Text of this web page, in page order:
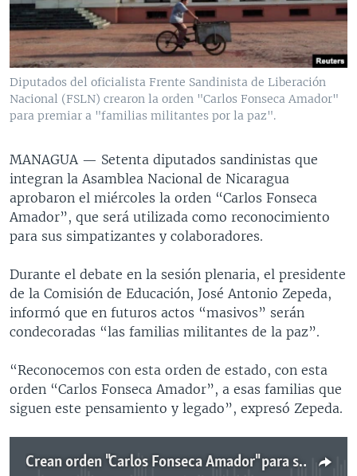
VENEZUELA
BRASIL
NICARAGUA
ECONOMÍA
ENTRETENIMIENTO Y CULTURA
TECNOLOGÍA
DEPORTES
MULTIMEDIA
VIDEOS
FOTOGRAFÍA
AUDIOS
PROGRAMAS TV
EL MUNDO AL DÍA
FORO INTERAMERICANO
LAS CLAVES
PANORAMA
RADIO
AVANCE INFORMATIVO
BUENOS DÍAS AMÉRICA
ESTADOS UNIDOS AL DÍA
EL MUNDO AL DÍA [RADIO]
FORO [RADIO]
DEPORTIVO INTERNACIONAL
NOTA ECONÓMICA
ENTRETENIMIENTO
DIRECT
Learning English
SÍGANOS
Idiomas
Diputados del oficialista Frente Sandinista de Liberación
Nacional (FSLN) crearon la orden "Carlos Fonseca Amador"
para premiar a "familias militantes por la paz".
MANAGUA — Setenta diputados sandinistas que
integran la Asamblea Nacional de Nicaragua
aprobaron el miércoles la orden “Carlos Fonseca
Amador”, que será utilizada como reconocimiento
para sus simpatizantes y colaboradores.
Durante el debate en la sesión plenaria, el presidente
de la Comisión de Educación, José Antonio Zepeda,
informó que en futuros actos “masivos” serán
condecoradas “las familias militantes de la paz”.
“Reconocemos con esta orden de estado, con esta
orden “Carlos Fonseca Amador”, a esas familias que
siguen este pensamiento y legado”, expresó Zepeda.
Crean orden "Carlos Fonseca Amador" para simpatizantes sandinistas en Nicaragua